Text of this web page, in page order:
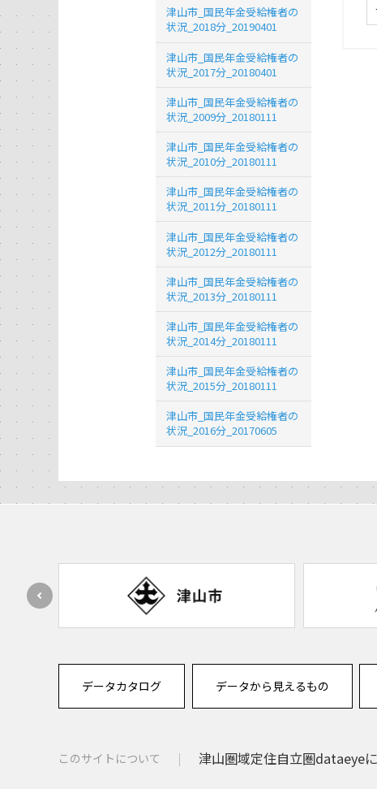
津山市_国民年金受給権者の
状況_2018分_20190401
津山市_国民年金受給権者の
状況_2017分_20180401
津山市_国民年金受給権者の
状況_2009分_20180111
津山市_国民年金受給権者の
状況_2010分_20180111
津山市_国民年金受給権者の
状況_2011分_20180111
津山市_国民年金受給権者の
状況_2012分_20180111
津山市_国民年金受給権者の
状況_2013分_20180111
津山市_国民年金受給権者の
状況_2014分_20180111
津山市_国民年金受給権者の
状況_2015分_20180111
津山市_国民年金受給権者の
状況_2016分_20170605
データカタログ データから見えるもの
このサイトについて 津山圏域定住自立圏dataeye